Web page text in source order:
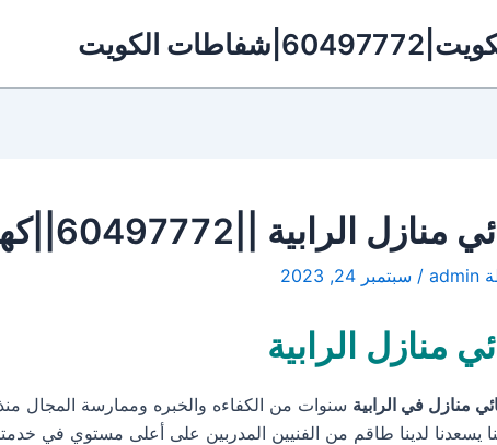
الكويت
||60497772||كهربجي الرابية
admin
/ سبتمبر 24, 2023
منازل الرابية
منازل في الرابية
يسعدنا لدينا طاقم من الفنيين المدربين على أعلى مستوي في خدمتكم